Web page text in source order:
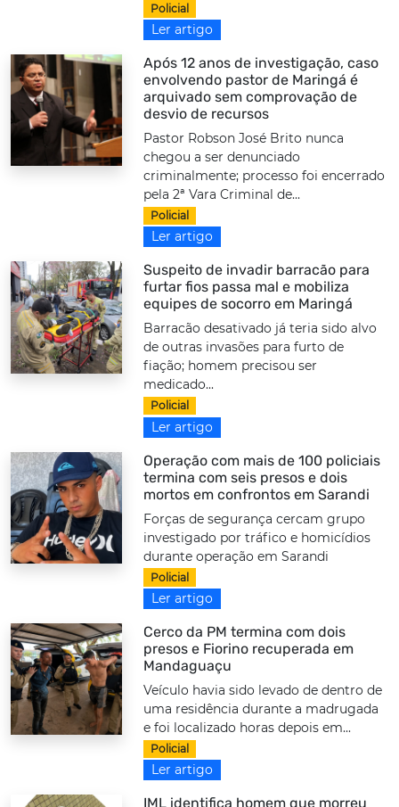
Policial
Ler artigo
Após 12 anos de investigação, caso
envolvendo pastor de Maringá é
arquivado sem comprovação de
desvio de recursos
Pastor Robson José Brito nunca
chegou a ser denunciado
criminalmente; processo foi encerrado
pela 2ª Vara Criminal de...
Policial
Ler artigo
Suspeito de invadir barracão para
furtar fios passa mal e mobiliza
equipes de socorro em Maringá
Barracão desativado já teria sido alvo
de outras invasões para furto de
fiação; homem precisou ser
medicado...
Policial
Ler artigo
Operação com mais de 100 policiais
termina com seis presos e dois
mortos em confrontos em Sarandi
Forças de segurança cercam grupo
investigado por tráfico e homicídios
durante operação em Sarandi
Policial
Ler artigo
Cerco da PM termina com dois
presos e Fiorino recuperada em
Mandaguaçu
Veículo havia sido levado de dentro de
uma residência durante a madrugada
e foi localizado horas depois em...
Policial
Ler artigo
IML identifica homem que morreu